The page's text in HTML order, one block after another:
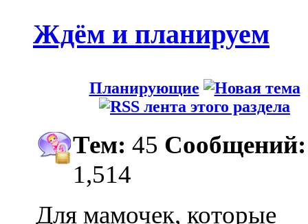
Ждём и планируем
Планирующие
Тем: 45 Сообщений:
1,514
Для мамочек, которые